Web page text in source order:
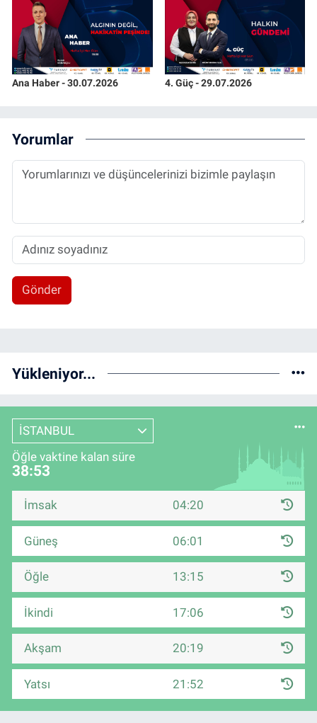
Ana Haber - 30.07.2026 4. Güç - 29.07.2026
Yorumlar
Gönder
Yükleniyor...
İSTANBUL
Öğle vaktine kalan süre
38:52
İmsak 04:20
Güneş 06:01
Öğle 13:15
İkindi 17:06
Akşam 20:19
Yatsı 21:52